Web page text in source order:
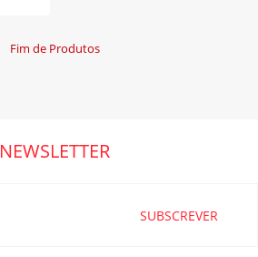
Fim de Produtos
NEWSLETTER
SUBSCREVER